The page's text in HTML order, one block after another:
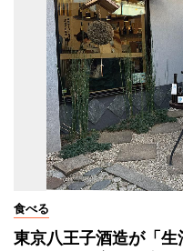
食べる
東京八王子酒造が「